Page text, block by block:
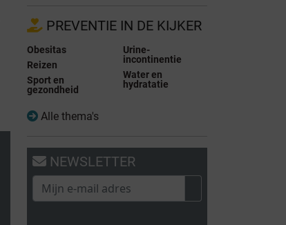
PREVENTIE IN DE KIJKER
Obesitas
Reizen
Sport en
gezondheid
Urine-
incontinentie
Water en
hydratatie
Alle thema's
NEWSLETTER